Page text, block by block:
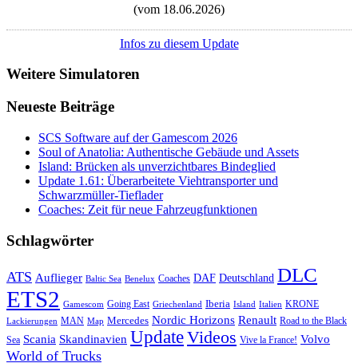
(vom 18.06.2026)
Infos zu diesem Update
Weitere Simulatoren
Neueste Beiträge
SCS Software auf der Gamescom 2026
Soul of Anatolia: Authentische Gebäude und Assets
Island: Brücken als unverzichtbares Bindeglied
Update 1.61: Überarbeitete Viehtransporter und
Schwarzmüller-Tieflader
Coaches: Zeit für neue Fahrzeugfunktionen
Schlagwörter
ATS Auflieger Baltic Sea Benelux Coaches DAF Deutschland DLC
ETS2 Gamescom Going East Griechenland Iberia Island Italien KRONE
Lackierungen MAN Map Mercedes Nordic Horizons Renault Road to the Black
Sea Scania Skandinavien UpdateVideos Vive la France! Volvo
World of Trucks